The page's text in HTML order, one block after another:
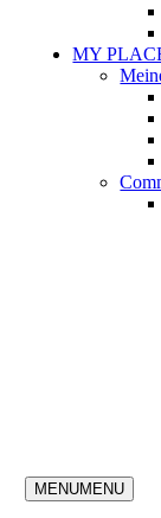
MY
MENUMENU